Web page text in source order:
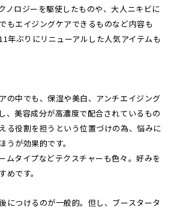
ノロジーを駆使したものや、大人ニキビに
もエイジングケアできるものなど内容も
年ぶりにリニューアルした人気アイテムも
の中でも、保湿や美白、アンチエイジング
、美容成分が高濃度で配合されているもの
る役割を担うという位置づけの為、悩みに
うが効果的です。
ムタイプなどテクスチャーも色々。好みを
めです。
につけるのが一般的。但し、ブースタータ